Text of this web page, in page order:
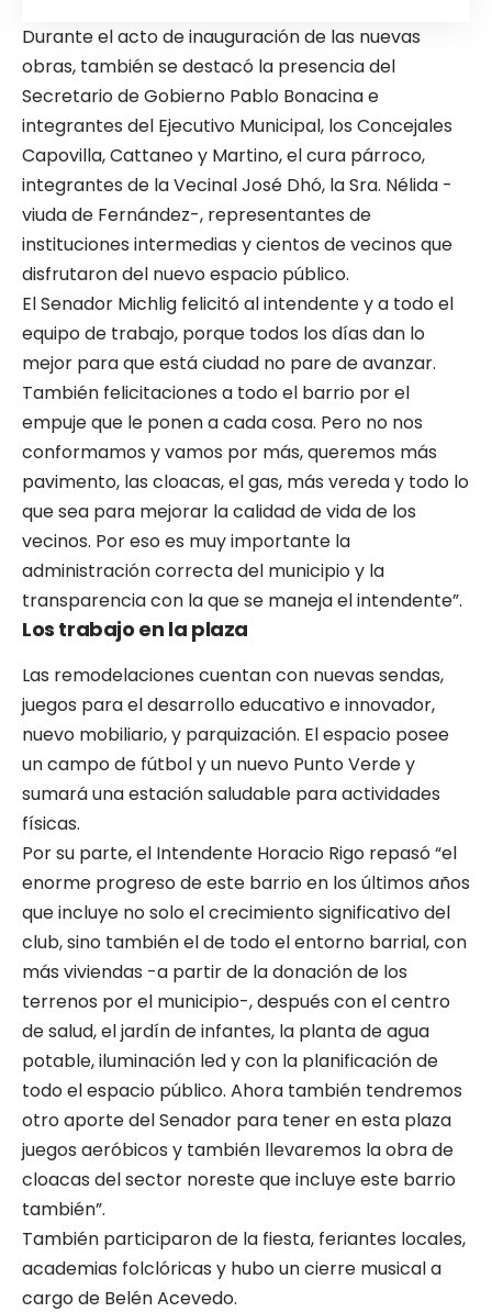
Durante el acto de inauguración de las nuevas
obras, también se destacó la presencia del
Secretario de Gobierno Pablo Bonacina e
integrantes del Ejecutivo Municipal, los Concejales
Capovilla, Cattaneo y Martino, el cura párroco,
integrantes de la Vecinal José Dhó, la Sra. Nélida -
viuda de Fernández-, representantes de
instituciones intermedias y cientos de vecinos que
disfrutaron del nuevo espacio público.
El Senador Michlig felicitó al intendente y a todo el
equipo de trabajo, porque todos los días dan lo
mejor para que está ciudad no pare de avanzar.
También felicitaciones a todo el barrio por el
empuje que le ponen a cada cosa. Pero no nos
conformamos y vamos por más, queremos más
pavimento, las cloacas, el gas, más vereda y todo lo
que sea para mejorar la calidad de vida de los
vecinos. Por eso es muy importante la
administración correcta del municipio y la
transparencia con la que se maneja el intendente”.
Los trabajo en la plaza
Las remodelaciones cuentan con nuevas sendas,
juegos para el desarrollo educativo e innovador,
nuevo mobiliario, y parquización. El espacio posee
un campo de fútbol y un nuevo Punto Verde y
sumará una estación saludable para actividades
físicas.
Por su parte, el Intendente Horacio Rigo repasó “el
enorme progreso de este barrio en los últimos años
que incluye no solo el crecimiento significativo del
club, sino también el de todo el entorno barrial, con
más viviendas -a partir de la donación de los
terrenos por el municipio-, después con el centro
de salud, el jardín de infantes, la planta de agua
potable, iluminación led y con la planificación de
todo el espacio público. Ahora también tendremos
otro aporte del Senador para tener en esta plaza
juegos aeróbicos y también llevaremos la obra de
cloacas del sector noreste que incluye este barrio
también”.
También participaron de la fiesta, feriantes locales,
academias folclóricas y hubo un cierre musical a
cargo de Belén Acevedo.